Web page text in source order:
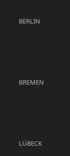
BERLIN
BREMEN
LÜBECK